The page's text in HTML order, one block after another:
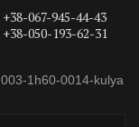
+38-067-945-44-43
+38-050-193-62-31
1h60-0014-kulya